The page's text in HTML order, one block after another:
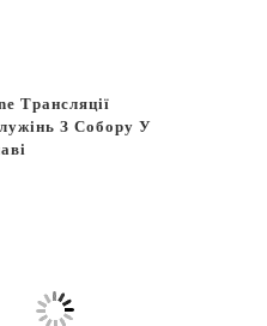
Трансляції
З Собору У